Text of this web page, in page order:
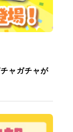
ャガチャが